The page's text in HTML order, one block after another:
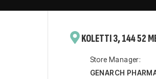
KOLETTI 3, 144 52
Store Manager:
GENARCH